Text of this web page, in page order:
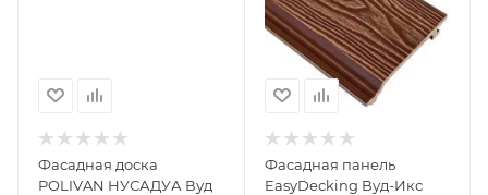
Фасадная доска
POLIVAN НУСАДУА Вуд
Фасадная панель
EasyDecking Вуд-Икс